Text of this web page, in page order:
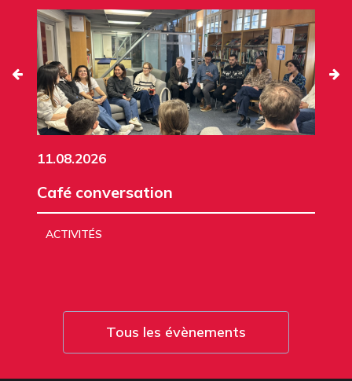
11.08.2026
Café conversation
ACTIVITÉS
Tous les évènements